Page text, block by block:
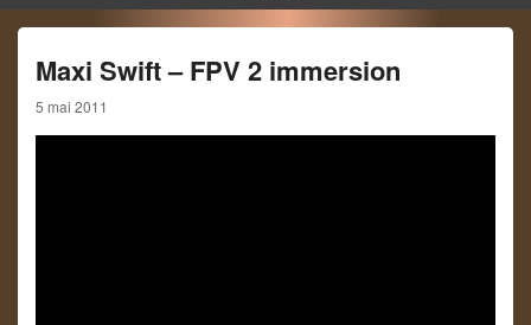
Maxi Swift – FPV 2 immersion
5 mai 2011